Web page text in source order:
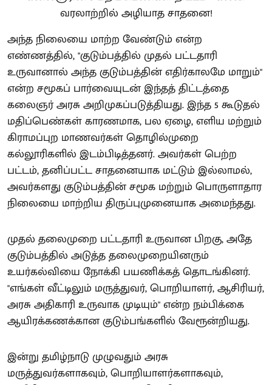
அந்த நிலையை மாற்ற வேண்டும் என்ற
எண்ணத்தில், "குடும்பத்தில் முதல் பட்டதாரி
உருவானால் அந்த குடும்பத்தின் எதிர்காலமே மாறும்"
என்ற சமூகப் பார்வையுடன் இந்தத் திட்டத்தை
கலைஞர் அரசு அறிமுகப்படுத்தியது. இந்த 5 கூடுதல்
மதிப்பெண்கள் காரணமாக, பல ஏழை, எளிய மற்றும்
கிராமப்புற மாணவர்கள் தொழில்முறை
கல்லூரிகளில் இடம்பிடித்தனர். அவர்கள் பெற்ற
பட்டம், தனிப்பட்ட சாதனையாக மட்டும் இல்லாமல்,
அவர்களது குடும்பத்தின் சமூக மற்றும் பொருளாதார
நிலையை மாற்றிய திருப்புமுனையாக அமைந்தது.
முதல் தலைமுறை பட்டதாரி உருவான பிறகு, அதே
குடும்பத்தில் அடுத்த தலைமுறையினரும்
உயர்கல்வியை நோக்கி பயணிக்கத் தொடங்கினர்.
"எங்கள் வீட்டிலும் மருத்துவர், பொறியாளர், ஆசிரியர்,
அரசு அதிகாரி உருவாக முடியும்" என்ற நம்பிக்கை
ஆயிரக்கணக்கான குடும்பங்களில் வேரூன்றியது.
இன்று தமிழ்நாடு முழுவதும் அரசு
மருத்துவர்களாகவும், பொறியாளர்களாகவும்,